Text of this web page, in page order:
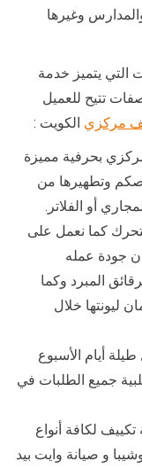
وغيرها
يتميز خدمة
تتيح للعميل
مركزي الكويت :
بحرفية مميزة
وتطهيرها من
أو الفلاتر.
كما نعمل على
جودة عمله
المبرد وكما
ليونتها خلال
ونعمل طيلة أيام الأسبوع
جميع الطلبات في
لكافة أنواع
و صيانة وايت بيد